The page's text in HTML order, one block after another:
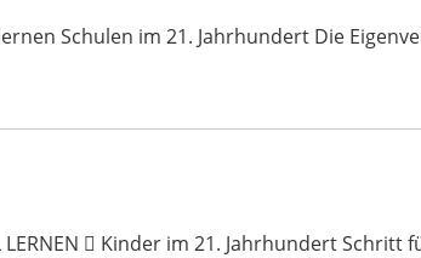
Schulen im 21. Jahrhundert Die
 Kinder im 21. Jahrhundert